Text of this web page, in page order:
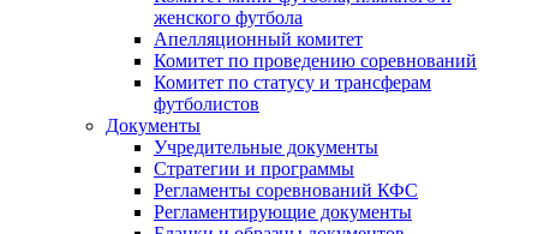
женского футбола
Апелляционный комитет
Комитет по проведению соревнований
Комитет по статусу и трансферам
футболистов
Документы
Учредительные документы
Стратегии и программы
Регламенты соревнований КФС
Регламентирующие документы